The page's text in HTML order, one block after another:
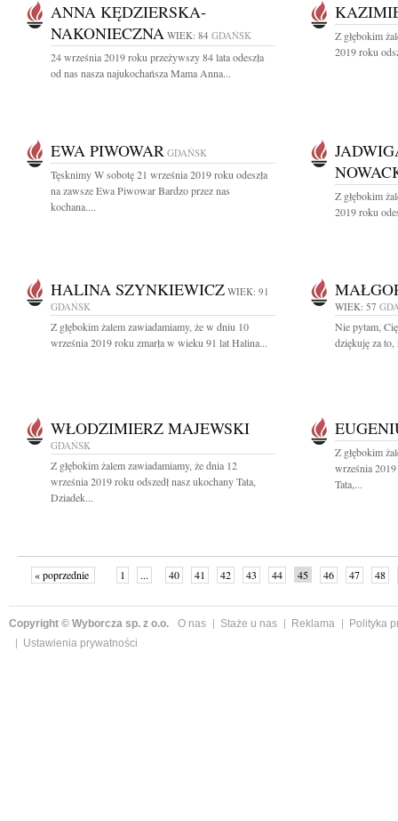
ANNA KĘDZIERSKA-
NAKONIECZNA WIEK: 84 GDAŃSK
24 września 2019 roku przeżywszy 84 lata odeszła
od nas nasza najukochańsza Mama Anna...
Z głębokim
2019 roku
EWA PIWOWAR GDAŃSK
Tęsknimy W sobotę 21 września 2019 roku odeszła
na zawsze Ewa Piwowar Bardzo przez nas
kochana....
Z głębokim
2019 roku
HALINA SZYNKIEWICZ WIEK: 91
GDAŃSK
Z głębokim żalem zawiadamiamy, że w dniu 10
września 2019 roku zmarła w wieku 91 lat Halina...
WIEK: 57
Nie pytam,
dziękuję za to,
WŁODZIMIERZ MAJEWSKI
GDAŃSK
Z głębokim żalem zawiadamiamy, że dnia 12
września 2019 roku odszedł nasz ukochany Tata,
Dziadek...
Z głębokim
września
Tata,...
« poprzednie 1 ... 40 41 42 43 44 45 46 47
48
Copyright © Wyborcza sp. z o.o. O nas Staże u nas Reklama
Polityka
Ustawienia prywatności